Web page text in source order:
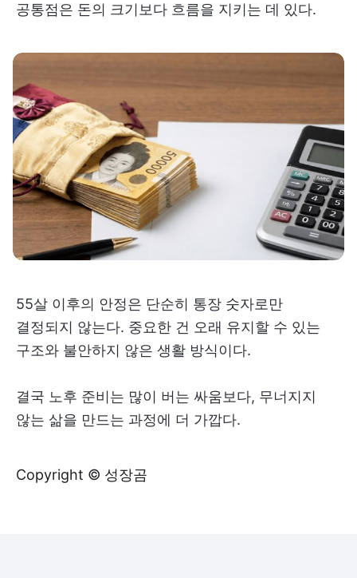
공통점은 돈의 크기보다 흐름을 지키는 데 있다.
55살 이후의 안정은 단순히 통장 숫자로만
결정되지 않는다. 중요한 건 오래 유지할 수 있는
구조와 불안하지 않은 생활 방식이다.
결국 노후 준비는 많이 버는 싸움보다, 무너지지
않는 삶을 만드는 과정에 더 가깝다.
Copyright © 성장곰